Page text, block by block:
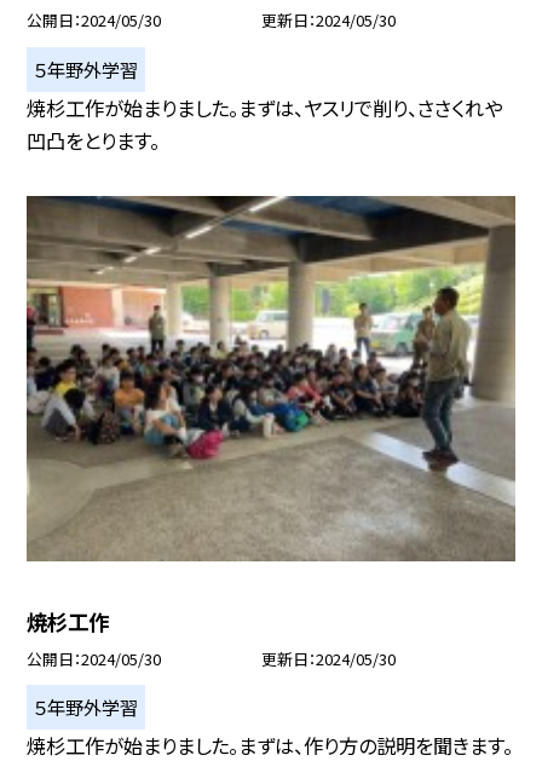
公開日 2024/05/30 更新日 2024/05/30
５年野外学習
焼杉工作が始まりました。まずは、ヤスリで削り、ささくれや
凹凸をとります。
焼杉工作
公開日 2024/05/30 更新日 2024/05/30
５年野外学習
焼杉工作が始まりました。まずは、作り方の説明を聞きます。